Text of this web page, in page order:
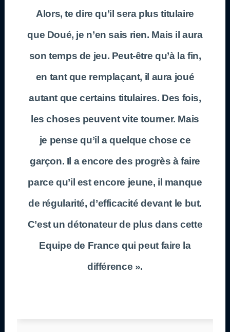
Alors, te dire qu’il sera plus titulaire
que Doué, je n’en sais rien. Mais il aura
son temps de jeu. Peut-être qu’à la fin,
en tant que remplaçant, il aura joué
autant que certains titulaires. Des fois,
les choses peuvent vite tourner. Mais
je pense qu’il a quelque chose ce
garçon. Il a encore des progrès à faire
parce qu’il est encore jeune, il manque
de régularité, d’efficacité devant le but.
C’est un détonateur de plus dans cette
Equipe de France qui peut faire la
différence ».